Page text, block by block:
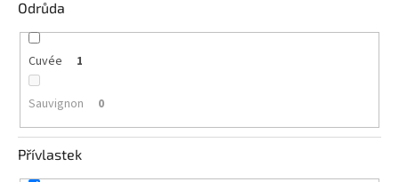
Značky
Přihlášení
Odrůda
Cuvée 1
Sauvignon 0
Přívlastek